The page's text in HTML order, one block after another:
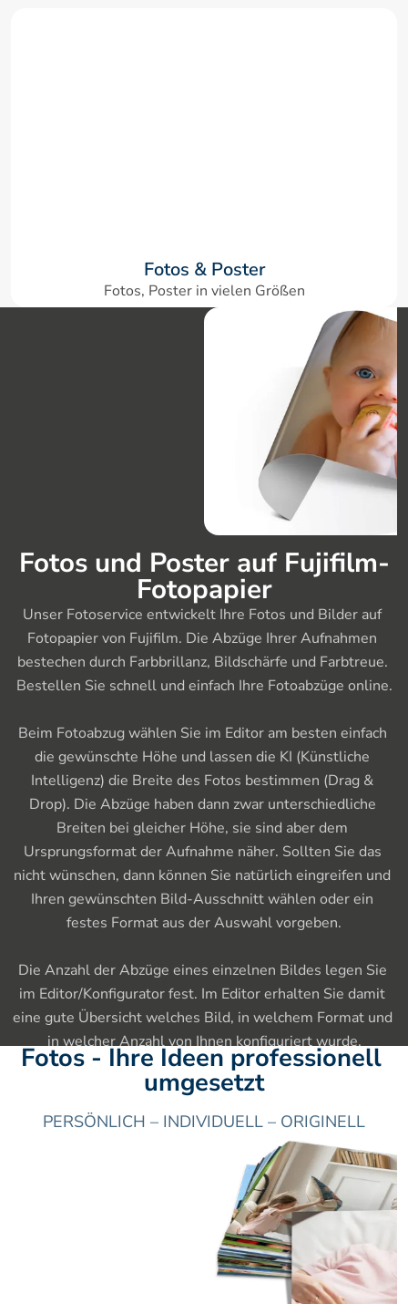
Fotos & Poster
Fotos, Poster in vielen Größen
Fotos und Poster auf Fujifilm-
Fotopapier
Unser Fotoservice entwickelt Ihre Fotos und Bilder auf
Fotopapier von Fujifilm. Die Abzüge Ihrer Aufnahmen
bestechen durch Farbbrillanz, Bildschärfe und Farbtreue.
Bestellen Sie schnell und einfach Ihre Fotoabzüge online.
Beim Fotoabzug wählen Sie im Editor am besten einfach
die gewünschte Höhe und lassen die KI (Künstliche
Intelligenz) die Breite des Fotos bestimmen (Drag &
Drop). Die Abzüge haben dann zwar unterschiedliche
Breiten bei gleicher Höhe, sie sind aber dem
Ursprungsformat der Aufnahme näher. Sollten Sie das
nicht wünschen, dann können Sie natürlich eingreifen und
Ihren gewünschten Bild-Ausschnitt wählen oder ein
festes Format aus der Auswahl vorgeben.
Die Anzahl der Abzüge eines einzelnen Bildes legen Sie
im Editor/Konfigurator fest. Im Editor erhalten Sie damit
eine gute Übersicht welches Bild, in welchem Format und
in welcher Anzahl von Ihnen konfiguriert wurde.
Fotos - Ihre Ideen professionell
umgesetzt
PERSÖNLICH – INDIVIDUELL – ORIGINELL